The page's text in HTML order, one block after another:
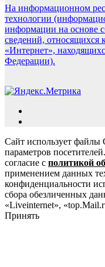
На информационном
технологии
информации на основе
сведений, относящихся
«Интернет»,
Федерации).
Сайт использует файлы
параметров
согласие с политикой
применением данных
конфиденциальности
сбора обезличенных
«Liveinternet»,
Принять